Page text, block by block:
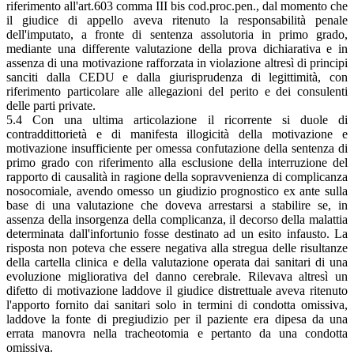
riferimento all'art.603 comma III bis cod.proc.pen., dal momento che
il giudice di appello aveva ritenuto la responsabilità penale
dell'imputato, a fronte di sentenza assolutoria in primo grado,
mediante una differente valutazione della prova dichiarativa e in
assenza di una motivazione rafforzata in violazione altresì di principi
sanciti dalla CEDU e dalla giurisprudenza di legittimità, con
riferimento particolare alle allegazioni del perito e dei consulenti
delle parti private.
5.4 Con una ultima articolazione il ricorrente si duole di
contraddittorietà e di manifesta illogicità della motivazione e
motivazione insufficiente per omessa confutazione della sentenza di
primo grado con riferimento alla esclusione della interruzione del
rapporto di causalità in ragione della sopravvenienza di complicanza
nosocomiale, avendo omesso un giudizio prognostico ex ante sulla
base di una valutazione che doveva arrestarsi a stabilire se, in
assenza della insorgenza della complicanza, il decorso della malattia
determinata dall'infortunio fosse destinato ad un esito infausto. La
risposta non poteva che essere negativa alla stregua delle risultanze
della cartella clinica e della valutazione operata dai sanitari di una
evoluzione migliorativa del danno cerebrale. Rilevava altresì un
difetto di motivazione laddove il giudice distrettuale aveva ritenuto
l'apporto fornito dai sanitari solo in termini di condotta omissiva,
laddove la fonte di pregiudizio per il paziente era dipesa da una
errata manovra nella tracheotomia e pertanto da una condotta
omissiva.